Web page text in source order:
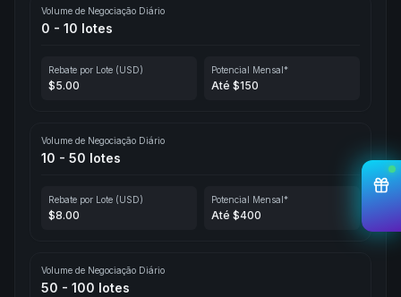
Volume de Negociação Diário
0 - 10 lotes
Rebate por Lote (USD)
$5.00
Potencial Mensal*
Até $150
Volume de Negociação Diário
10 - 50 lotes
Rebate por Lote (USD)
$8.00
Potencial Mensal*
Até $400
Volume de Negociação Diário
50 - 100 lotes